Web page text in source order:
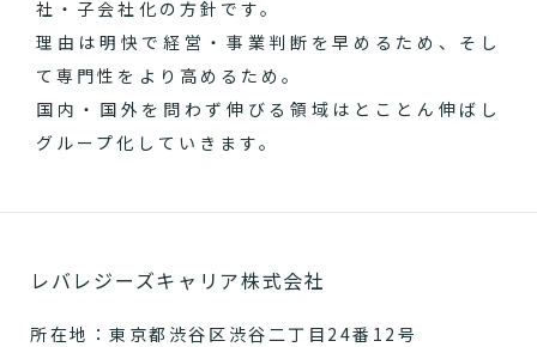
社・子会社化の方針です。
理由は明快で経営・事業判断を早めるため、そし
て専門性をより高めるため。
国内・国外を問わず伸びる領域はとことん伸ばし
グループ化していきます。
レバレジーズキャリア株式会社
所在地：東京都渋谷区渋谷二丁目24番12号